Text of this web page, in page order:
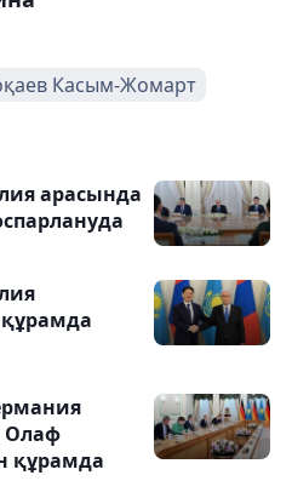
Касым-Жомарт
арасында
Олаф
құрамда